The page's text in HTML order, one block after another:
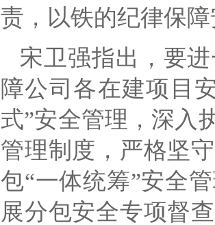
责，以铁的纪律保
宋卫强指出，要
障公司各在建项目
式”安全管理，深入
管理制度，严格坚
包“一体统筹”安全
展分包安全专项督